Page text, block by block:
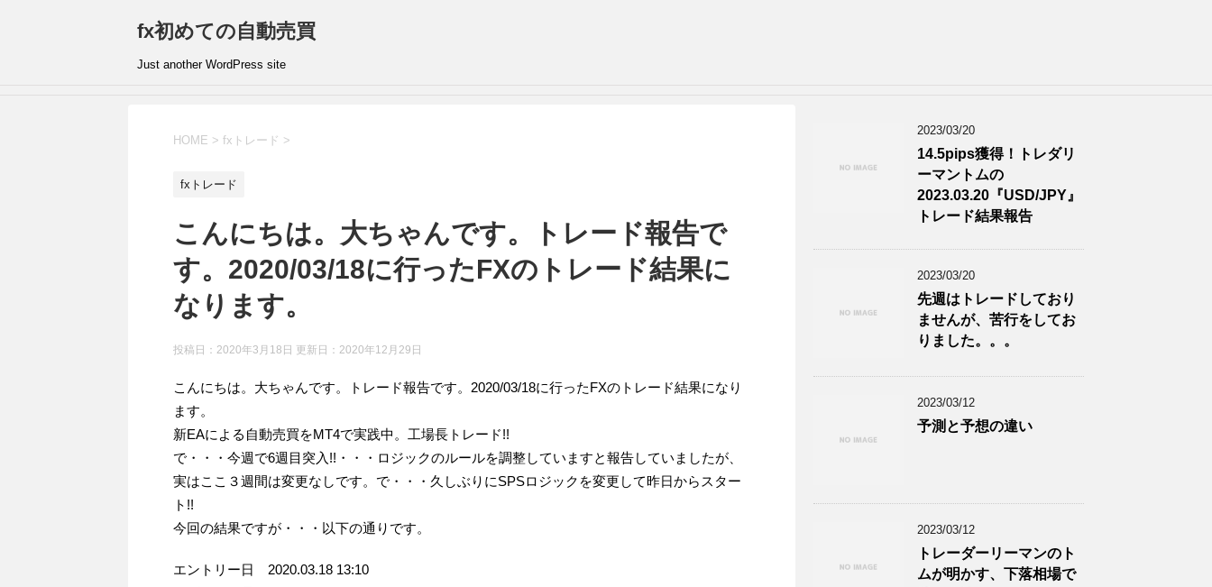
fx初めての自動売買
Just another WordPress site
HOME > fxトレード >
fxトレード
こんにちは。大ちゃんです。トレード報告で
す。2020/03/18に行ったFXのトレード結果に
なります。
投稿日：2020年3月18日 更新日： 2020年12月29日
こんにちは。大ちゃんです。トレード報告です。2020/03/18に行ったFXのトレード結果になり
ます。
新EAによる自動売買をMT4で実践中。工場長トレード!!
で・・・今週で6週目突入!!・・・ロジックのルールを調整していますと報告していましたが、
実はここ３週間は変更なしです。で・・・久しぶりにSPSロジックを変更して昨日からスター
ト!!
今回の結果ですが・・・以下の通りです。
エントリー日 2020.03.18 13:10
2023/03/20
14.5pips獲得！トレダリ
ーマントムの
2023.03.20『USD/JPY』
トレード結果報告
2023/03/20
先週はトレードしており
ませんが、苦行をしてお
りました。。。
2023/03/12
予測と予想の違い
2023/03/12
トレーダーリーマンのト
ムが明かす、下落相場で